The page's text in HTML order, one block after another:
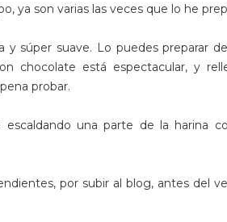
ya son varias las veces que lo he
súper suave. Lo puedes preparar
chocolate está espectacular, y
probar.
una parte de la harina
por subir al blog, antes del